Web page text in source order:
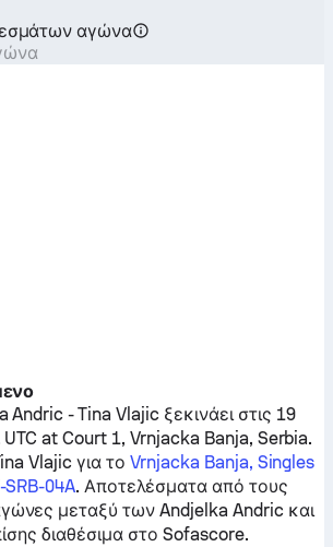
αγώνα
Andric -Tina Vlajicξεκινάει στις 19
at Court 1, Vrnjacka Banja, Serbia.
Vlajic για το Vrnjacka Banja, Singles
04A. Αποτελέσματα από τους
μεταξύ τωνAndjelka Andricκαι
διαθέσιμα στο Sofascore.